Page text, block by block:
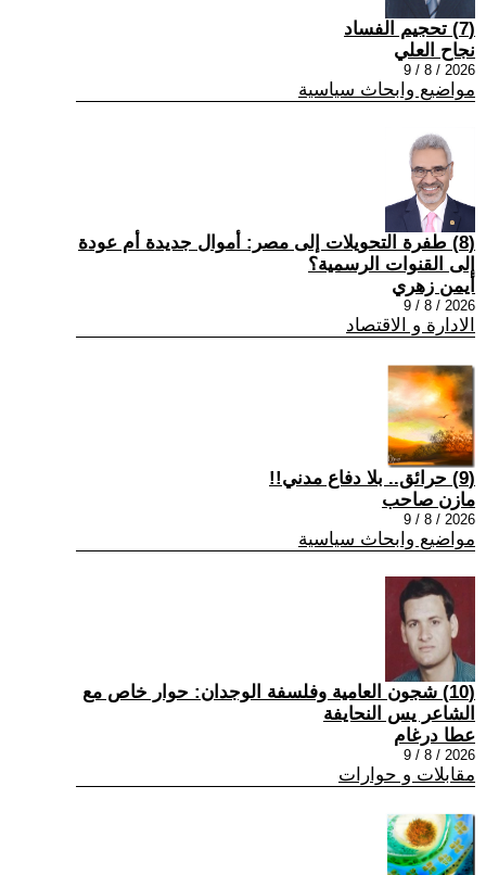
(7) تحجيم الفساد
نجاح العلي
2026 / 8 / 9
مواضيع وابحاث سياسية
(8) طفرة التحويلات إلى مصر: أموال جديدة أم عودة
إلى القنوات الرسمية؟
أيمن زهري
2026 / 8 / 9
الادارة و الاقتصاد
(9) حرائق.. بلا دفاع مدني!!
مازن صاحب
2026 / 8 / 9
مواضيع وابحاث سياسية
(10) شجون العامية وفلسفة الوجدان: حوار خاص مع
الشاعر يس النحايفة
عطا درغام
2026 / 8 / 9
مقابلات و حوارات